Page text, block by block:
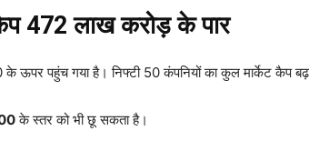
472 लाख करोड़ के पार
ऊपर पहुंच गया है। निफ्टी 50 कंपनियों का कुल मार्केट कैप
के स्तर को भी छू सकता है।